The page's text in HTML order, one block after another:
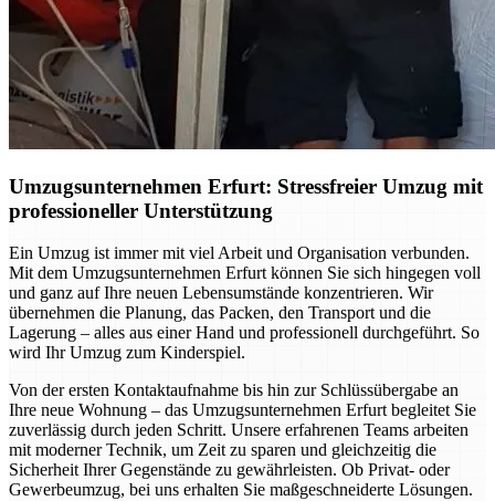
Umzugsunternehmen Erfurt: Stressfreier Umzug mit
professioneller Unterstützung
Ein Umzug ist immer mit viel Arbeit und Organisation verbunden.
Mit dem Umzugsunternehmen Erfurt können Sie sich hingegen voll
und ganz auf Ihre neuen Lebensumstände konzentrieren. Wir
übernehmen die Planung, das Packen, den Transport und die
Lagerung – alles aus einer Hand und professionell durchgeführt. So
wird Ihr Umzug zum Kinderspiel.
Von der ersten Kontaktaufnahme bis hin zur Schlüssübergabe an
Ihre neue Wohnung – das Umzugsunternehmen Erfurt begleitet Sie
zuverlässig durch jeden Schritt. Unsere erfahrenen Teams arbeiten
mit moderner Technik, um Zeit zu sparen und gleichzeitig die
Sicherheit Ihrer Gegenstände zu gewährleisten. Ob Privat- oder
Gewerbeumzug, bei uns erhalten Sie maßgeschneiderte Lösungen.